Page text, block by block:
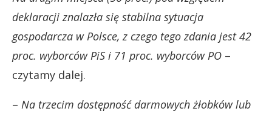
deklaracji znalazła się stabilna sytuacja
gospodarcza w Polsce, z czego tego zdania jest 42
proc. wyborców PiS i 71 proc. wyborców PO –
czytamy dalej.
– Na trzecim dostępność darmowych żłobków lub